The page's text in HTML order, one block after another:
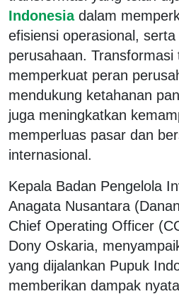
Indonesia dalam
efisiensi operasional,
perusahaan.
memperkuat peran
mendukung ketahanan
juga meningkatkan
memperluas pasar dan
internasional.
Kepala Badan Pengelola
Anagata Nusantara
Chief Operating Officer
Dony Oskaria,
yang dijalankan Pupuk
memberikan dampak